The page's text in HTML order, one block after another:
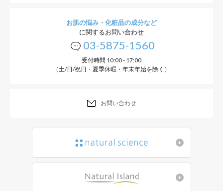
腸内フローラを整えるため
にならないようにバランス
お肌の悩み・化粧品の成分など
に関するお問い合わせ
03-5875-1560
受付時間 10:00 - 17:00
（土/日/祝日・夏季休暇・年末年始を除く）
お問い合わせ